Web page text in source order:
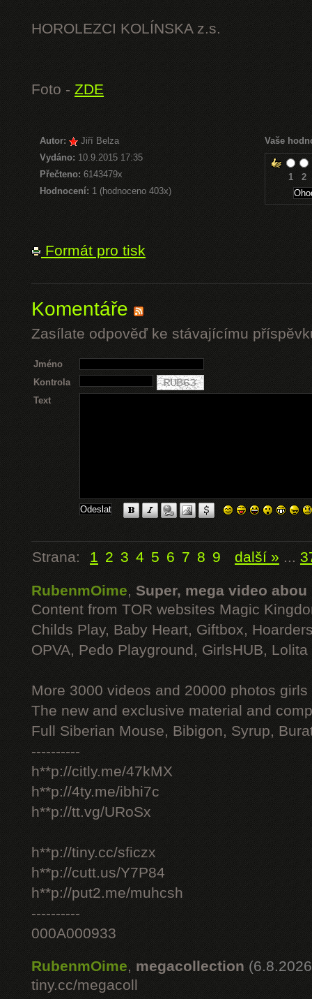
HOROLEZCI KOLÍNSKA z.s.
Foto - ZDE
Autor:
Jiří Belza
Vydáno: 10.9.2015 17:35
Přečteno:6143479x
Hodnocení: 1 (hodnoceno 403x)
Vaše
1 2
Formát pro tisk
Komentáře
Zasílate odpověď ke stávajícímu
Jméno
Kontrola
Text
Strana: 1 2 3 4 5 6 7 8 9 další » ...
RubenmOime, Super, mega video abou
Content from TOR websites Magic
Childs Play, Baby Heart, Giftbox,
OPVA, Pedo Playground, GirlsHUB, Lolita
More 3000 videos and 20000 photos
The new and exclusive material and
Full Siberian Mouse, Bibigon, Syrup,
----------
h**p://citly.me/47kMX
h**p://4ty.me/ibhi7c
h**p://tt.vg/URoSx
h**p://tiny.cc/sficzx
h**p://cutt.us/Y7P84
h**p://put2.me/muhcsh
----------
000A000933
RubenmOime, megacollection
tiny.cc/megacoll